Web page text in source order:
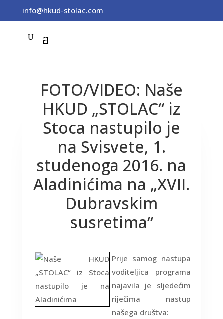
info@hkud-stolac.com
FOTO/VIDEO: Naše
HKUD „STOLAC“ iz
Stoca nastupilo je
na Svisvete, 1.
studenoga 2016. na
Aladinićima na „XVII.
Dubravskim
susretima“
Prije samog nastupa
voditeljica programa
najavila je sljedećim
riječima nastup
našega društva: